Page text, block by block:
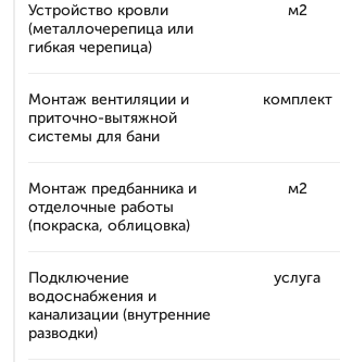
Устройство кровли
(металлочерепица или
гибкая черепица)
м2
Монтаж вентиляции и
приточно-вытяжной
системы для бани
комплект
Монтаж предбанника и
отделочные работы
(покраска, облицовка)
м2
Подключение
водоснабжения и
канализации (внутренние
разводки)
услуга